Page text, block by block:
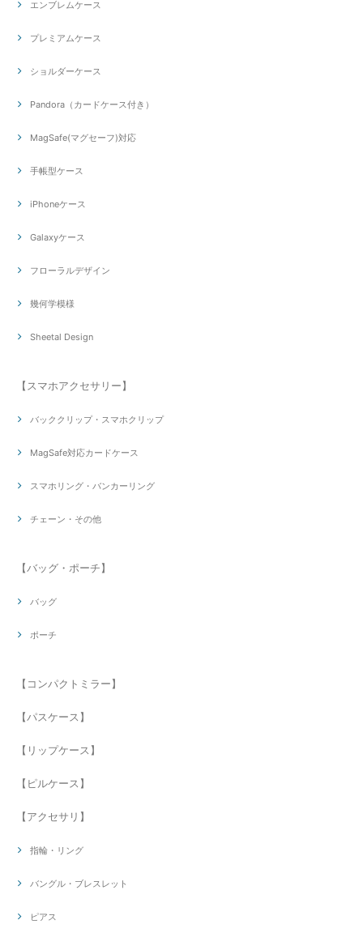
エンブレムケース
プレミアムケース
ショルダーケース
Pandora（カードケース付き）
MagSafe(マグセーフ)対応
手帳型ケース
iPhoneケース
Galaxyケース
フローラルデザイン
幾何学模様
Sheetal Design
【スマホアクセサリー】
バッククリップ・スマホクリップ
MagSafe対応カードケース
スマホリング・バンカーリング
チェーン・その他
【バッグ・ポーチ】
バッグ
ポーチ
【コンパクトミラー】
【パスケース】
【リップケース】
【ピルケース】
【アクセサリ】
指輪・リング
バングル・ブレスレット
ピアス